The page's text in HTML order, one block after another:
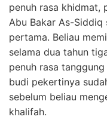
penuh rasa khidmat,
Abu Bakar As-Siddiq
pertama. Beliau
selama dua tahun
penuh rasa
budi pekertinya
sebelum beliau
khalifah.